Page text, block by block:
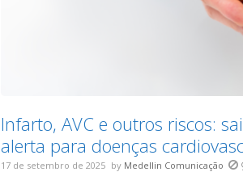
Infarto, AVC e outros riscos:
alerta para doenças
17 de setembro de 2025 by Medellin Comunicação